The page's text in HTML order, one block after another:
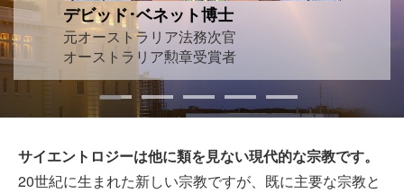
デビッド･ベネット博士
元オーストラリア法務次官
オーストラリア勲章受賞者
サイエントロジーは他に類を見ない現代的な宗教です。
20世紀に生まれた新しい宗教ですが、既に主要な宗教と